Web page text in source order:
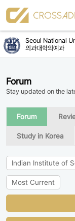
Seoul National
의과대학의예과
Forum
Stay updated on the
Forum
Study in Korea
Indian Institute of
Most Current